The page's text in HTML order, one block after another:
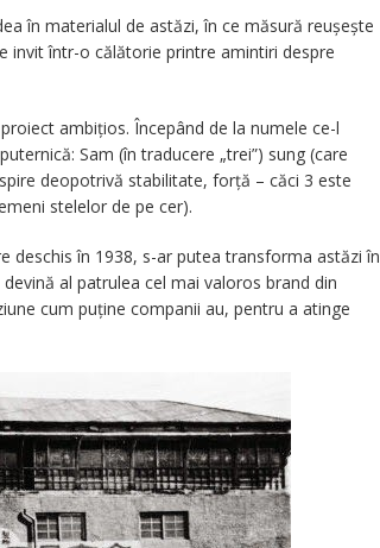
în materialul de astăzi, în ce măsură reușește
invit într-o călătorie printre amintiri despre
ambițios. Începând de la numele ce-l
Sam (în traducere „trei”) sung (care
deopotrivă stabilitate, forță – căci 3 este
stelelor de pe cer).
deschis în 1938, s-ar putea transforma astăzi în
al patrulea cel mai valoros brand din
cum puține companii au, pentru a atinge